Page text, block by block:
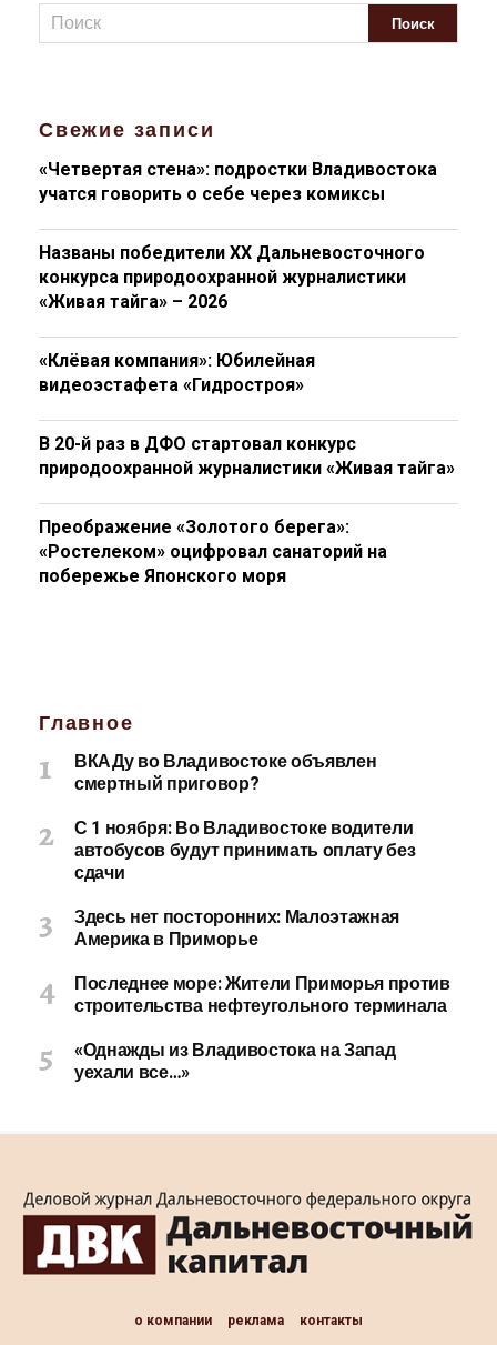
Свежие записи
«Четвертая стена»: подростки Владивостока
учатся говорить о себе через комиксы
Названы победители XX Дальневосточного
конкурса природоохранной журналистики
«Живая тайга» – 2026
«Клёвая компания»: Юбилейная
видеоэстафета «Гидростроя»
В 20-й раз в ДФО стартовал конкурс
природоохранной журналистики «Живая тайга»
Преображение «Золотого берега»:
«Ростелеком» оцифровал санаторий на
побережье Японского моря
Главное
ВКАДу во Владивостоке объявлен
смертный приговор?
С 1 ноября: Во Владивостоке водители
автобусов будут принимать оплату без
сдачи
Здесь нет посторонних: Малоэтажная
Америка в Приморье
Последнее море: Жители Приморья против
строительства нефтеугольного терминала
«Однажды из Владивостока на Запад
уехали все…»
о компании реклама контакты